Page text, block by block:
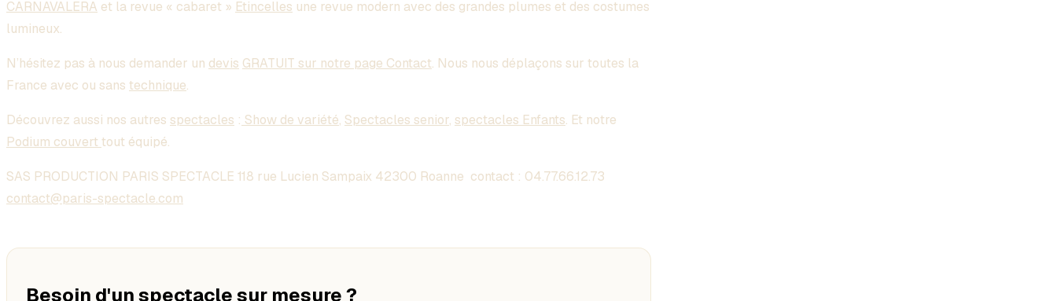
CARNAVALERA et la revue « cabaret » Etincelles une revue modern avec des grandes plumes et des costumes
lumineux.
N’hésitez pas à nous demander un devis GRATUIT sur notre page Contact. Nous nous déplaçons sur toutes la
France avec ou sans technique.
Découvrez aussi nos autres spectacles : Show de variété, Spectacles senior, spectacles Enfants. Et notre
Podium couvert tout équipé.
SAS PRODUCTION PARIS SPECTACLE 118 rue Lucien Sampaix 42300 Roanne contact : 04.77.66.12.73
contact@paris-spectacle.com
Besoin d'un spectacle sur mesure ?